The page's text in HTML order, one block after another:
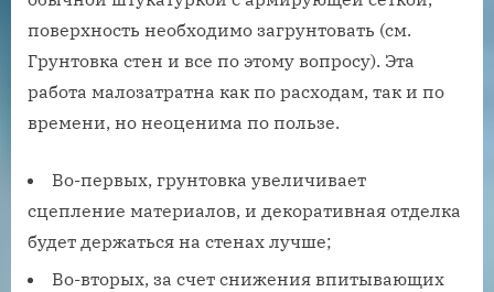
поверхность необходимо загрунтовать (см.
Грунтовка стен и все по этому вопросу). Эта
работа малозатратна как по расходам, так и по
времени, но неоценима по пользе.
Во-первых, грунтовка увеличивает
сцепление материалов, и декоративная отделка
будет держаться на стенах лучше;
Во-вторых, за счет снижения впитывающих